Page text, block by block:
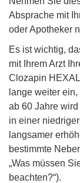
Absprache mit
oder Apotheker
Es ist wichtig,
mit Ihrem Arzt
Clozapin
lange weiter
ab 60 Jahre
in einer
langsamer
bestimmte
„Was müssen
beachten?“).